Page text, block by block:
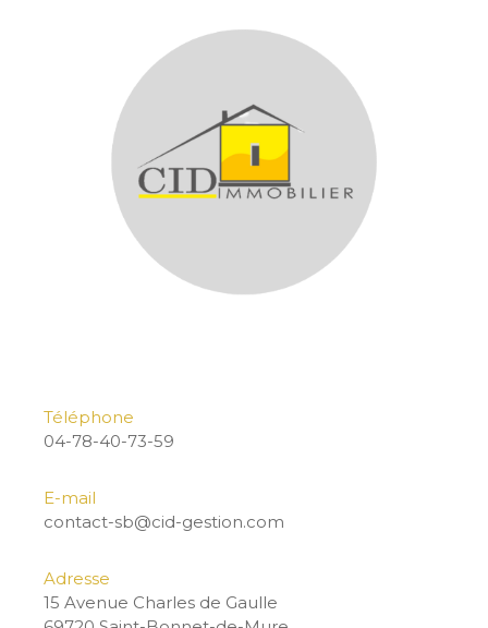
Téléphone
04-78-40-73-59
E-mail
contact-sb@cid-gestion.com
Adresse
15 Avenue Charles de Gaulle